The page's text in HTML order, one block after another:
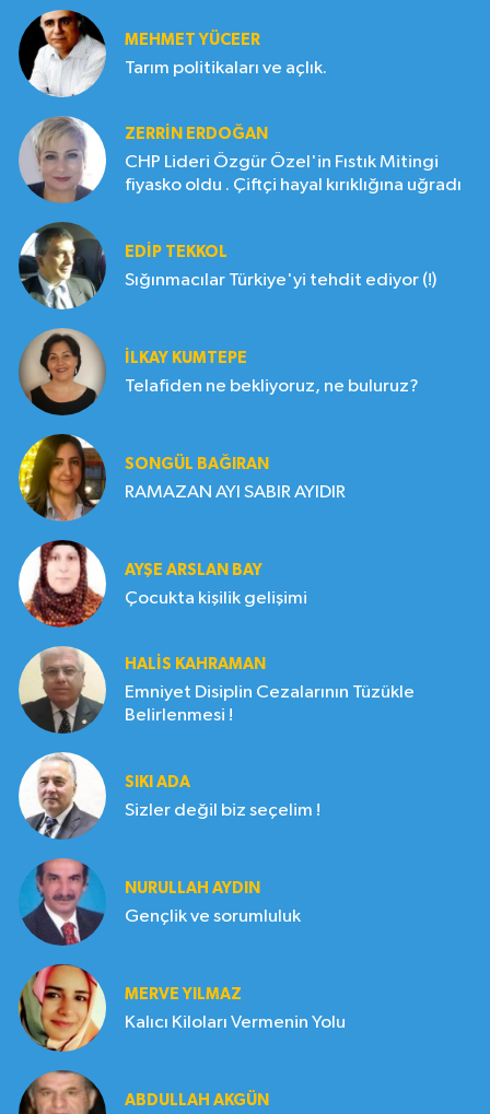
MEHMET YÜCEER
Tarım politikaları ve açlık.
ZERRIN ERDOĞAN
CHP Lideri Özgür Özel'in Fıstık Mitingi
fiyasko oldu . Çiftçi hayal kırıklığına uğradı
EDIP TEKKOL
Sığınmacılar Türkiye'yi tehdit ediyor (!)
İLKAY KUMTEPE
Telafiden ne bekliyoruz, ne buluruz?
SONGÜL BAĞIRAN
RAMAZAN AYI SABIR AYIDIR
AYŞE ARSLAN BAY
Çocukta kişilik gelişimi
HALIS KAHRAMAN
Emniyet Disiplin Cezalarının Tüzükle
Belirlenmesi !
SIKI ADA
Sizler değil biz seçelim !
NURULLAH AYDIN
Gençlik ve sorumluluk
MERVE YILMAZ
Kalıcı Kiloları Vermenin Yolu
ABDULLAH AKGÜN